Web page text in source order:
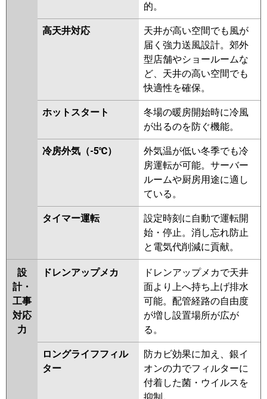
的。
高天井対応
天井が高い空間でも風が
届く強力送風設計。郊外
型店舗やショールームな
ど、天井の高い空間でも
快適性を確保。
ホットスタート
冬場の暖房開始時に冷風
が出るのを防ぐ機能。
冷房外気（-5℃）
外気温が低い冬季でも冷
房運転が可能。サーバー
ルームや厨房用途に適し
ている。
タイマー運転
設定時刻に自動で運転開
始・停止。消し忘れ防止
と電気代削減に貢献。
設
計・
工事
対応
力
ドレンアップメカ
ドレンアップメカで天井
面より上へ持ち上げ排水
可能。配管経路の自由度
が増し設置場所が広が
る。
ロングライフフィル
ター
防カビ効果に加え、銀イ
オンの力でフィルターに
付着した菌・ウイルスを